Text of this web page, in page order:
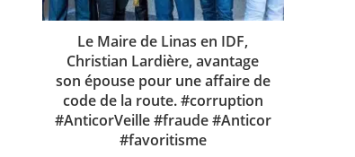
Le Maire de Linas en IDF,
Christian Lardière, avantage
son épouse pour une affaire de
code de la route. #corruption
#AnticorVeille #fraude #Anticor
#favoritisme